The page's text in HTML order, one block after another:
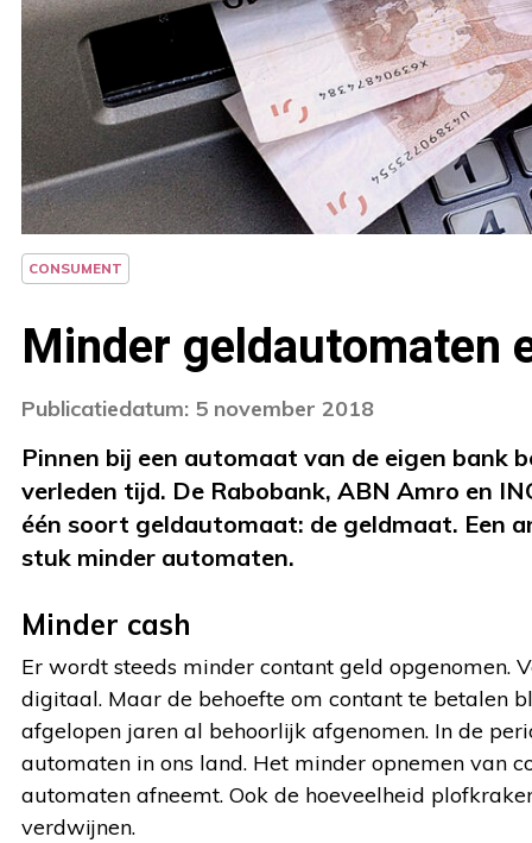
CONSUMENT
Minder geldautomaten
Publicatiedatum: 5 november 2018
Pinnen bij een automaat van de eigen bank
verleden tijd. De Rabobank, ABN Amro en
één soort geldautomaat: de geldmaat. Een
stuk minder automaten.
Minder cash
Er wordt steeds minder contant geld opgenomen.
digitaal. Maar de behoefte om contant te betalen
afgelopen jaren al behoorlijk afgenomen. In de
automaten in ons land. Het minder opnemen van
automaten afneemt. Ook de hoeveelheid
verdwijnen.